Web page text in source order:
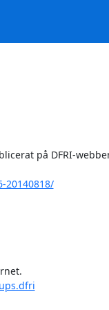
på DFRI-
20140818/